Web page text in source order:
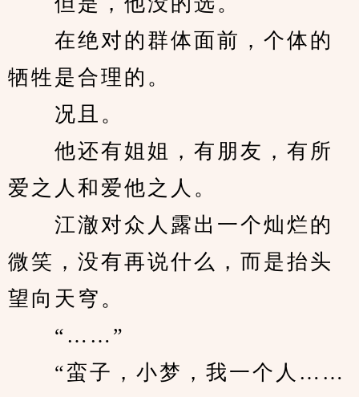
在绝对的群体面前，个体的
牺牲是合理的。
况且。
他还有姐姐，有朋友，有所
爱之人和爱他之人。
江澈对众人露出一个灿烂的
微笑，没有再说什么，而是抬头
望向天穹。
“……”
“蛮子，小梦，我一个人……